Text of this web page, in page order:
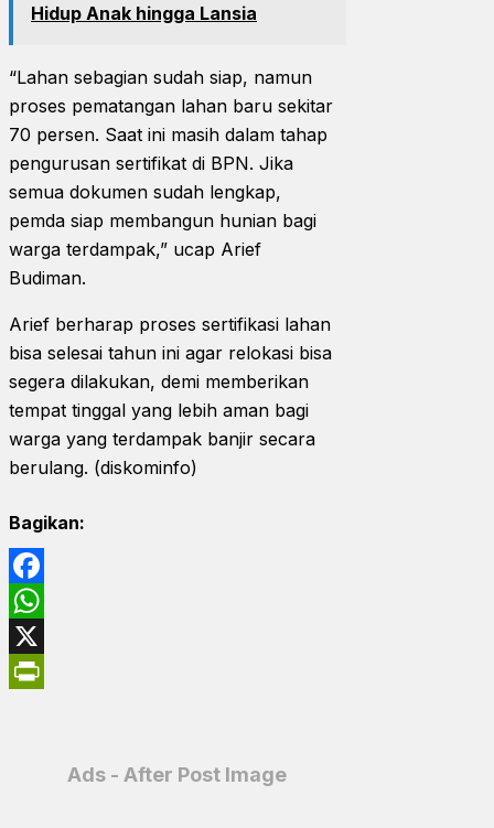
Hidup Anak hingga Lansia
“Lahan sebagian sudah siap, namun
proses pematangan lahan baru sekitar
70 persen. Saat ini masih dalam tahap
pengurusan sertifikat di BPN. Jika
semua dokumen sudah lengkap,
pemda siap membangun hunian bagi
warga terdampak,” ucap Arief
Budiman.
Arief berharap proses sertifikasi lahan
bisa selesai tahun ini agar relokasi bisa
segera dilakukan, demi memberikan
tempat tinggal yang lebih aman bagi
warga yang terdampak banjir secara
berulang. (diskominfo)
Bagikan:
Facebook
WhatsApp
X
Ads - After Post Image